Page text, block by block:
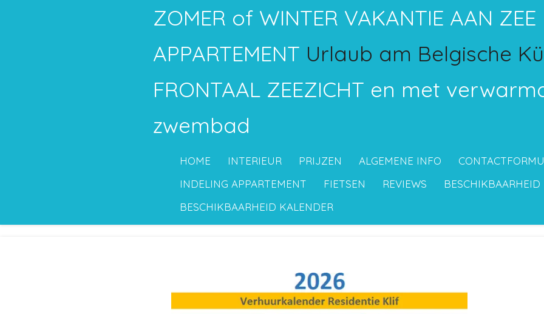
ZOMER of WINTER VAKANTIE AAN ZEE
APPARTEMENT Urlaub am Belgische
FRONTAAL ZEEZICHT en met
zwembad
HOME INTERIEUR PRIJZEN ALGEMENE INFO
INDELING APPARTEMENT
FIETSEN REVIEWS
BESCHIKBAARHEID
BESCHIKBAARHEID KALENDER